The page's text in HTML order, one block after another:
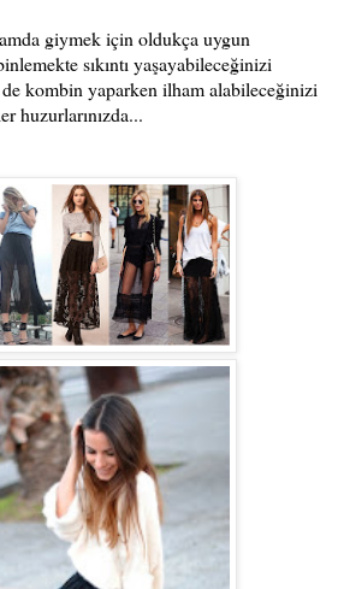
giymek için oldukça uygun
sıkıntı yaşayabileceğinizi
kombin yaparken ilham alabileceğinizi
huzurlarınızda...